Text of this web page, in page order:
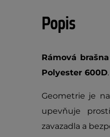
Popis
Rámová
Polyester 600D.
Geometrie je
upevňuje
zavazadla a